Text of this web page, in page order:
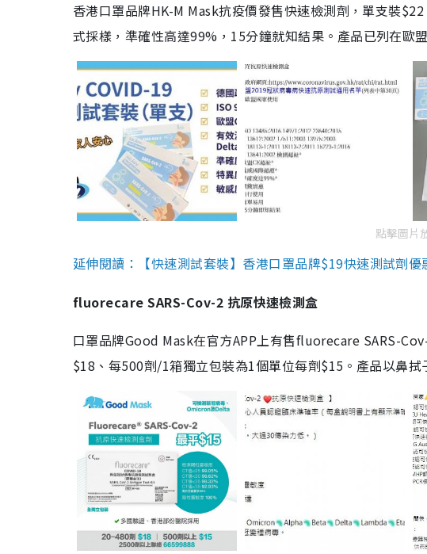
香港口罩品牌HK-M Mask抗疫價發售快速檢測劑，單支裝
式採樣，準確性高達99%，15分鐘就知結果。產品已列在歐
點擊圖片
延伸閱讀：【快速測試套裝】香港口罩品牌$19快速測試劑
fluorecare SARS-Cov-2 抗原快速檢測盒
口罩品牌Good Mask在官方APP上有售fluorecare SARS-
$18、每500劑/1箱獨立包裝為1個單位每劑$15。產品以鼻拭